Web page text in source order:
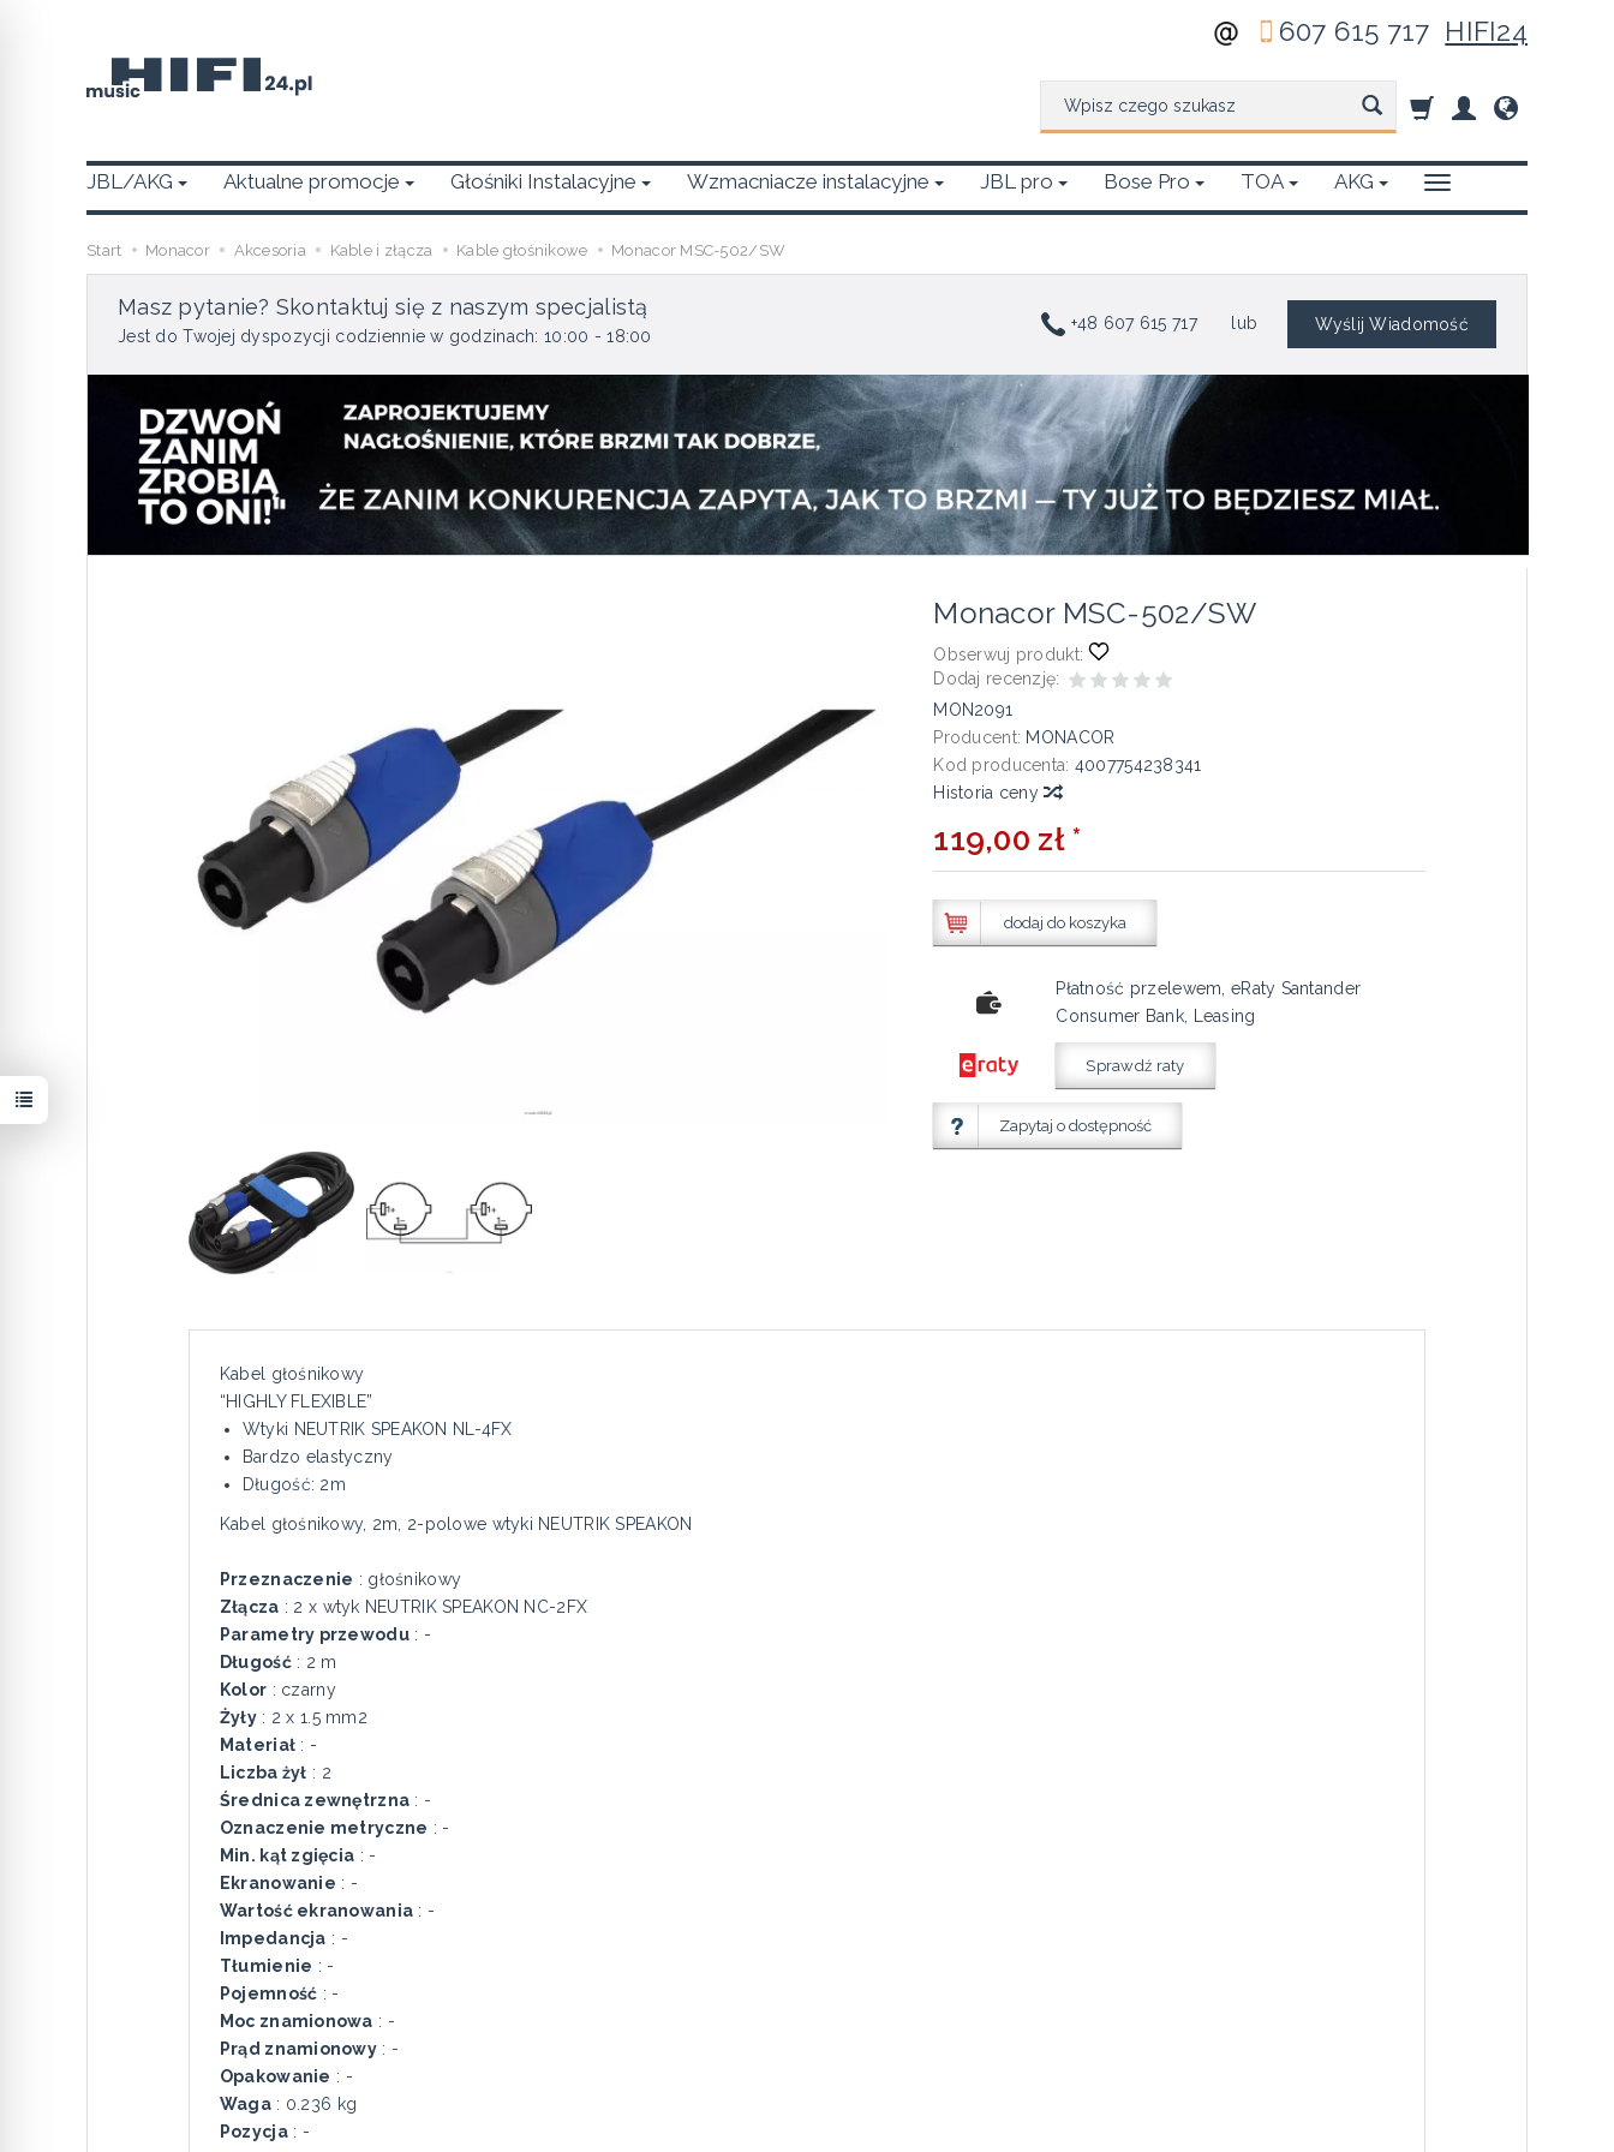
607 615 717 HIFI24
JBL/AKG Aktualne promocje Głośniki Instalacyjne Wzmacniacze instalacyjne JBL pro Bose Pro TOA AKG
Start Monacor Akcesoria Kable i złącza Kable głośnikowe Monacor MSC-502/SW
Masz pytanie? Skontaktuj się z naszym specjalistą
Jest do Twojej dyspozycji codziennie w godzinach: 10:00 - 18:00
+48 607 615 717 lub Wyślij Wiadomość
Monacor MSC-502/SW
Obserwuj produkt:
Dodaj recenzję:
MON2091
Producent: MONACOR
Kod producenta: 4007754238341
Historia ceny
119,00 zł *
dodaj do koszyka
Płatność przelewem, eRaty Santander
Consumer Bank, Leasing
Sprawdź raty
Zapytaj o dostępność
Kabel głośnikowy
“HIGHLY FLEXIBLE”
Wtyki NEUTRIK SPEAKON NL-4FX
Bardzo elastyczny
Długość: 2m
Kabel głośnikowy, 2m, 2-polowe wtyki NEUTRIK SPEAKON
Przeznaczenie : głośnikowy
Złącza : 2 x wtyk NEUTRIK SPEAKON NC-2FX
Parametry przewodu: -
Długość: 2 m
Kolor : czarny
Żyły: 2 x 1.5 mm2
Materiał : -
Liczba żył : 2
Średnica zewnętrzna : -
Oznaczenie metryczne : -
Min. kąt zgięcia : -
Ekranowanie : -
Wartość ekranowania : -
Impedancja : -
Tłumienie : -
Pojemność : -
Moc znamionowa : -
Prąd znamionowy : -
Opakowanie : -
Waga: 0.236 kg
Pozycja: -